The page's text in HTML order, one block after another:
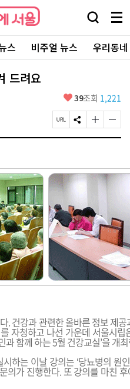
검
창
열
기
메
뉴
전
체
보
스 비주얼 뉴스 우리동
드려요
좋
요
39조회 1,221
페
이
L
복
사
S
N
하
기
글
자
게
변
하
기
글
자
게
변
기
. 건강과 관련한 올바른 정보 제
자청하고 나선 가운데 서울시
과 함께 하는 5월 건강교실’을 개
하는 이날 강의는 ‘당뇨병의 원
의가 진행한다. 또 강의를 마친